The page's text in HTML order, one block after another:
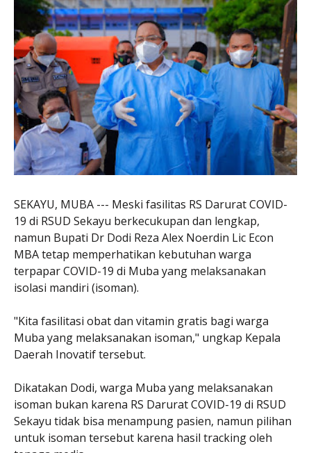
SEKAYU, MUBA --- Meski fasilitas RS Darurat COVID-
19 di RSUD Sekayu berkecukupan dan lengkap,
namun Bupati Dr Dodi Reza Alex Noerdin Lic Econ
MBA tetap memperhatikan kebutuhan warga
terpapar COVID-19 di Muba yang melaksanakan
isolasi mandiri (isoman).
"Kita fasilitasi obat dan vitamin gratis bagi warga
Muba yang melaksanakan isoman," ungkap Kepala
Daerah Inovatif tersebut.
Dikatakan Dodi, warga Muba yang melaksanakan
isoman bukan karena RS Darurat COVID-19 di RSUD
Sekayu tidak bisa menampung pasien, namun pilihan
untuk isoman tersebut karena hasil tracking oleh